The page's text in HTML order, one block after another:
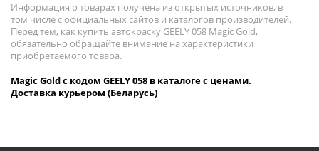
Информация о товарах получена из открытых источников, в
том числе с официальных сайтов и каталогов производителей.
Перед тем, как купить автокраску GEELY 058 Magic Gold,
обязательно обращайте внимание на характеристики
приобретаемого товара.
Magic Gold с кодом GEELY 058 в каталоге с ценами.
Доставка курьером (Беларусь)